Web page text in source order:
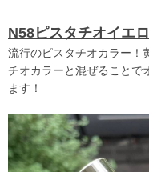
N58ピスタチオイエ
流行のピスタチオカラー！
チオカラーと混ぜることで
ます！